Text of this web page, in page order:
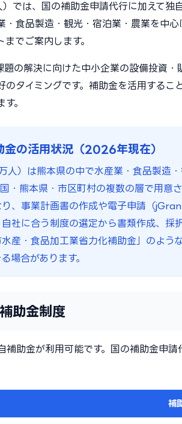
では、国の補助金申請代行に加えて独
・食品製造・観光・宿泊業・農業を中
でご案内します。
の解決に向けた中小企業の設備投資・
のタイミングです。補助金を活用する
。
金の活用状況（2026年現在）
人）は熊本県の中で水産業・食品製造
・熊本県・市区町村の複数の層で用意
、事業計画書の作成や電子申請（
社に合う制度の選定から書類作成、採
産・食品加工業省力化補助金」のよう
場合があります。
助金制度
補助金が利用可能です。国の補助金申
補